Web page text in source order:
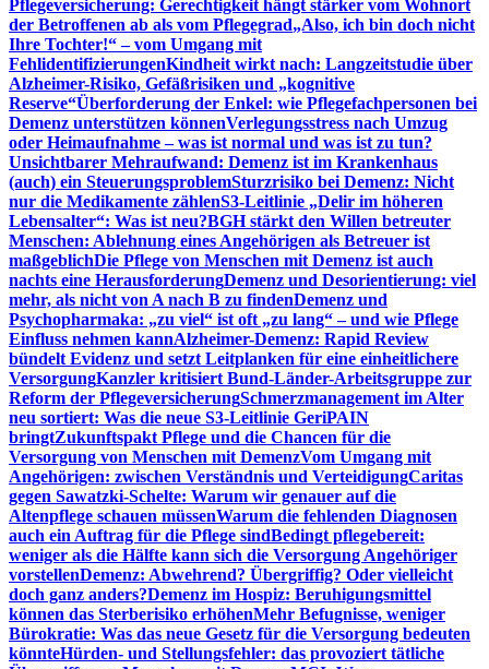
Pflegeversicherung: Gerechtigkeit hängt stärker vom Wohnort
der Betroffenen ab als vom Pflegegrad„Also, ich bin doch nicht
Ihre Tochter!“ – vom Umgang mit
FehlidentifizierungenKindheit wirkt nach: Langzeitstudie über
Alzheimer-Risiko, Gefäßrisiken und „kognitive
Reserve“Überforderung der Enkel: wie Pflegefachpersonen bei
Demenz unterstützen könnenVerlegungsstress nach Umzug
oder Heimaufnahme – was ist normal und was ist zu tun?
Unsichtbarer Mehraufwand: Demenz ist im Krankenhaus
(auch) ein SteuerungsproblemSturzrisiko bei Demenz: Nicht
nur die Medikamente zählenS3-Leitlinie „Delir im höheren
Lebensalter“: Was ist neu?BGH stärkt den Willen betreuter
Menschen: Ablehnung eines Angehörigen als Betreuer ist
maßgeblichDie Pflege von Menschen mit Demenz ist auch
nachts eine HerausforderungDemenz und Desorientierung: viel
mehr, als nicht von A nach B zu findenDemenz und
Psychopharmaka: „zu viel“ ist oft „zu lang“ – und wie Pflege
Einfluss nehmen kannAlzheimer-Demenz: Rapid Review
bündelt Evidenz und setzt Leitplanken für eine einheitlichere
VersorgungKanzler kritisiert Bund-Länder-Arbeitsgruppe zur
Reform der PflegeversicherungSchmerzmanagement im Alter
neu sortiert: Was die neue S3-Leitlinie GeriPAIN
bringtZukunftspakt Pflege und die Chancen für die
Versorgung von Menschen mit DemenzVom Umgang mit
Angehörigen: zwischen Verständnis und VerteidigungCaritas
gegen Sawatzki-Schelte: Warum wir genauer auf die
Altenpflege schauen müssenWarum die fehlenden Diagnosen
auch ein Auftrag für die Pflege sindBedingt pflegebereit:
weniger als die Hälfte kann sich die Versorgung Angehöriger
vorstellenDemenz: Abwehrend? Übergriffig? Oder vielleicht
doch ganz anders?Demenz im Hospiz: Beruhigungsmittel
können das Sterberisiko erhöhenMehr Befugnisse, weniger
Bürokratie: Was das neue Gesetz für die Versorgung bedeuten
könnteHürden- und Stellungsfehler: das provoziert tätliche